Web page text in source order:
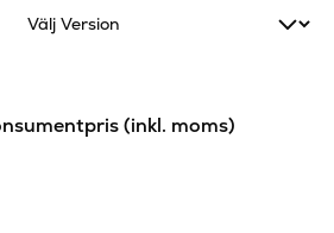
(inkl. moms)